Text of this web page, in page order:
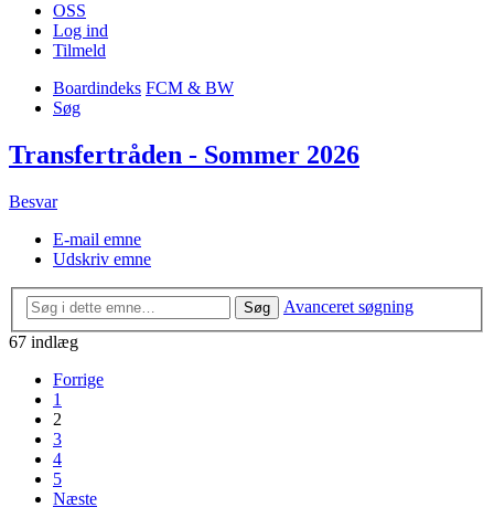
OSS
Log ind
Tilmeld
Boardindeks FCM & BW
Søg
Transfertråden - Sommer 2026
Besvar
E-mail emne
Udskriv emne
Søg
Avanceret søgning
67 indlæg
Forrige
1
2
3
4
5
Næste